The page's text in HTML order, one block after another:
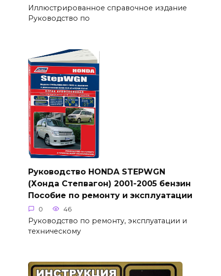
Иллюстрированное справочное издание
Руководство по
Руководство HONDA STEPWGN
(Хонда Степвагон) 2001-2005 бензин
Пособие по ремонту и эксплуатации
0 46
Руководство по ремонту, эксплуатации и
техническому